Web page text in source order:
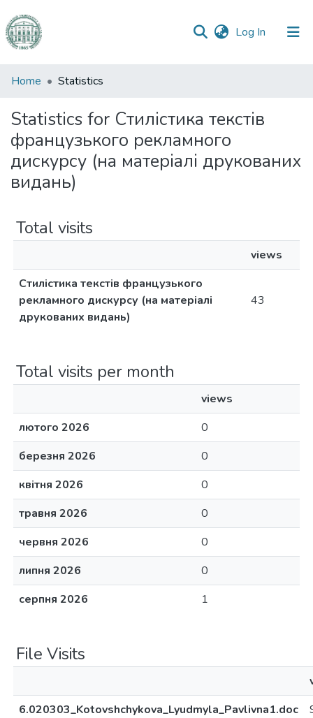
Log In (current)
Communities
Collections
All of DSpace
Home Statistics
Statistics for Стилістика текстів
французького рекламного
дискурсу (на матеріалі друкованих
видань)
Total visits
views
Стилістика текстів французького
рекламного дискурсу (на матеріалі
друкованих видань)
43
Total visits per month
views
лютого 2026
0
березня 2026
0
квітня 2026
0
травня 2026
0
червня 2026
0
липня 2026
0
серпня 2026
1
File Visits
6.020303_Kotovshchykova_Lyudmyla_Pavlivna1.doc